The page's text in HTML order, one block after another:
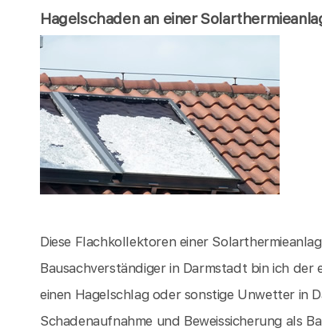
Hagelschaden an einer
Diese Flachkollektoren einer
Bausachverständiger in Darmstadt bin ich
einen Hagelschlag oder sonstige Unwetter in
Schadenaufnahme und Beweissicherung als